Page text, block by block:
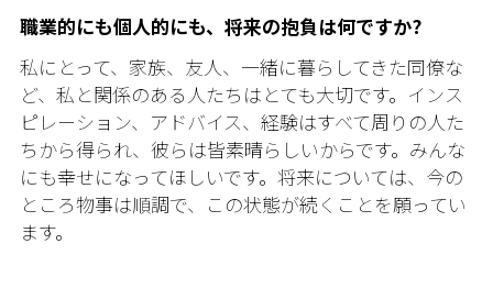
職業的にも個人的にも、将来の抱負は何ですか?
私にとって、家族、友人、一緒に暮らしてきた同僚な
ど、私と関係のある人たちはとても大切です。インス
ピレーション、アドバイス、経験はすべて周りの人た
ちから得られ、彼らは皆素晴らしいからです。みんな
にも幸せになってほしいです。将来については、今の
ところ物事は順調で、この状態が続くことを願ってい
ます。